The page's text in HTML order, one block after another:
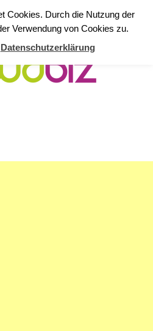
Cookies. Durch die Nutzung der
Verwendung von Cookies zu.
Datenschutzerklärung